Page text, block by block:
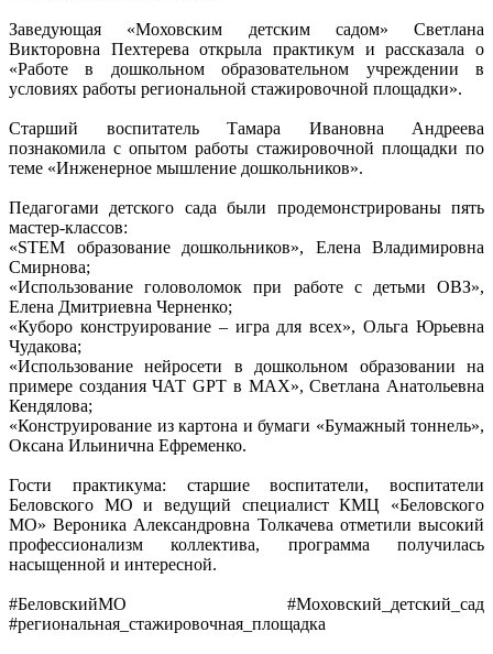
Заведующая «Моховским детским садом» Светлана
Викторовна Пехтерева открыла практикум и рассказала о
«Работе в дошкольном образовательном учреждении в
условиях работы региональной стажировочной площадки».
Старший воспитатель Тамара Ивановна Андреева
познакомила с опытом работы стажировочной площадки по
теме «Инженерное мышление дошкольников».
Педагогами детского сада были продемонстрированы пять
мастер-классов:
«STEM образование дошкольников», Елена Владимировна
Смирнова;
«Использование головоломок при работе с детьми ОВЗ»,
Елена Дмитриевна Черненко;
«Куборо конструирование – игра для всех», Ольга Юрьевна
Чудакова;
«Использование нейросети в дошкольном образовании на
примере создания ЧАТ GPT в МАХ», Светлана Анатольевна
Кендялова;
«Конструирование из картона и бумаги «Бумажный тоннель»,
Оксана Ильинична Ефременко.
Гости практикума: старшие воспитатели, воспитатели
Беловского МО и ведущий специалист КМЦ «Беловского
МО» Вероника Александровна Толкачева отметили высокий
профессионализм коллектива, программа получилась
насыщенной и интересной.
#БеловскийМО #Моховский_детский_сад
#региональная_стажировочная_площадка